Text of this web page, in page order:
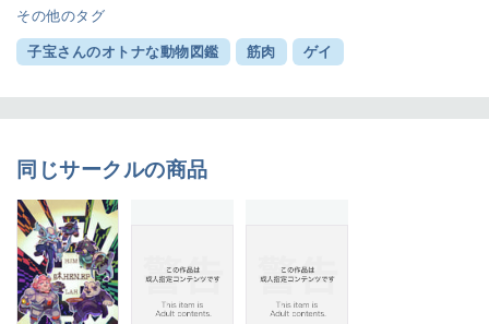
その他のタグ
子宝さんのオトナな動物図鑑 筋肉 ゲイ
同じサークルの商品